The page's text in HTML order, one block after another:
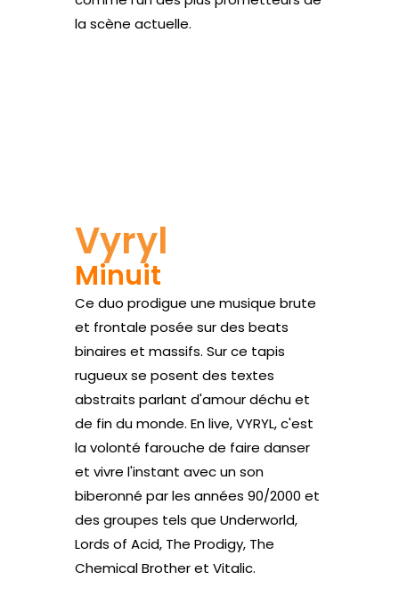
la scène actuelle.
Vyryl
Minuit
Ce duo prodigue une musique brute
et frontale posée sur des beats
binaires et massifs. Sur ce tapis
rugueux se posent des textes
abstraits parlant d'amour déchu et
de fin du monde. En live, VYRYL, c'est
la volonté farouche de faire danser
et vivre l'instant avec un son
biberonné par les années 90/2000 et
des groupes tels que Underworld,
Lords of Acid, The Prodigy, The
Chemical Brother et Vitalic.